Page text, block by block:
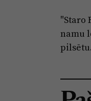
"Staro
namu